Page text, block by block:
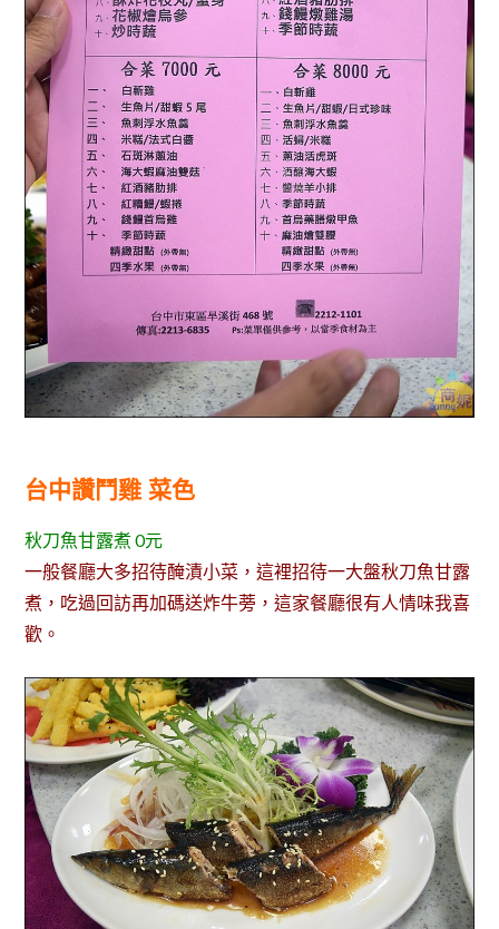
台中讚鬥雞 菜色
秋刀魚甘露煮 0元
一般餐廳大多招待醃漬小菜，這裡招待一大盤秋刀魚甘露
煮，吃過回訪再加碼送炸牛蒡，這家餐廳很有人情味我喜
歡。